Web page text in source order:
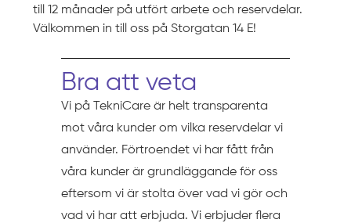
till 12 månader på utfört arbete och reservdelar.
Välkommen in till oss på Storgatan 14 E!
Bra att veta
Vi på TekniCare är helt transparenta
mot våra kunder om vilka reservdelar vi
använder. Förtroendet vi har fått från
våra kunder är grundläggande för oss
eftersom vi är stolta över vad vi gör och
vad vi har att erbjuda. Vi erbjuder flera